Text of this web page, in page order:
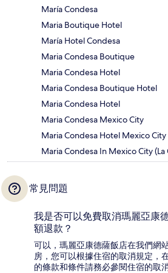
María Condesa
Maria Boutique Hotel
María Hotel Condesa
Maria Condesa Boutique
Maria Condesa Hotel
Maria Condesa Boutique Hotel
Maria Condesa Hotel
Maria Condesa Mexico City
Maria Condesa Hotel Mexico City
Maria Condesa In Mexico City (La
常見問題
我是否可以免費取消瑪麗亞康
額退款？
可以，瑪麗亞康德薩飯店在我們網
房，您可以根據住宿的取消規定，
的條款和條件請務必參閱住宿的取消